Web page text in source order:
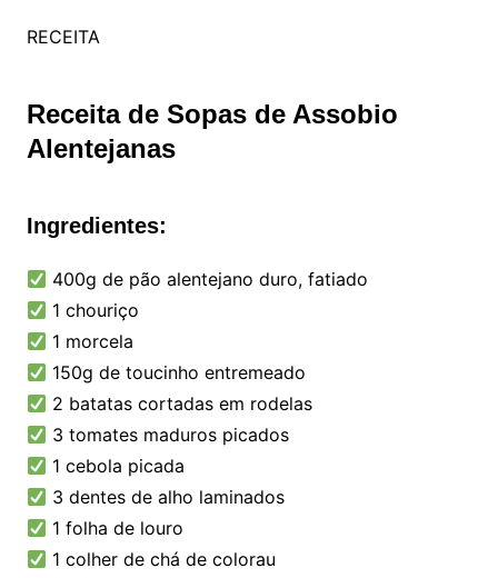
RECEITA
Receita de Sopas de Assobio
Alentejanas
Ingredientes:
400g de pão alentejano duro, fatiado
1 chouriço
1 morcela
150g de toucinho entremeado
2 batatas cortadas em rodelas
3 tomates maduros picados
1 cebola picada
3 dentes de alho laminados
1 folha de louro
1 colher de chá de colorau